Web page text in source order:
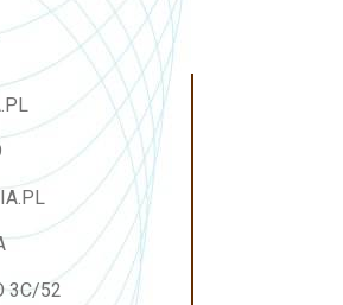
3C/52